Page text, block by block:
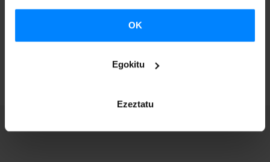
OK
Egokitu
Ezeztatu